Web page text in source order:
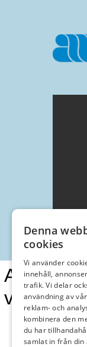
vecka 33
Denna
cookies
Vi använder
innehåll,
trafik. Vi delar
användning av
reklam- och
kombinera den
du har
samlat in från din